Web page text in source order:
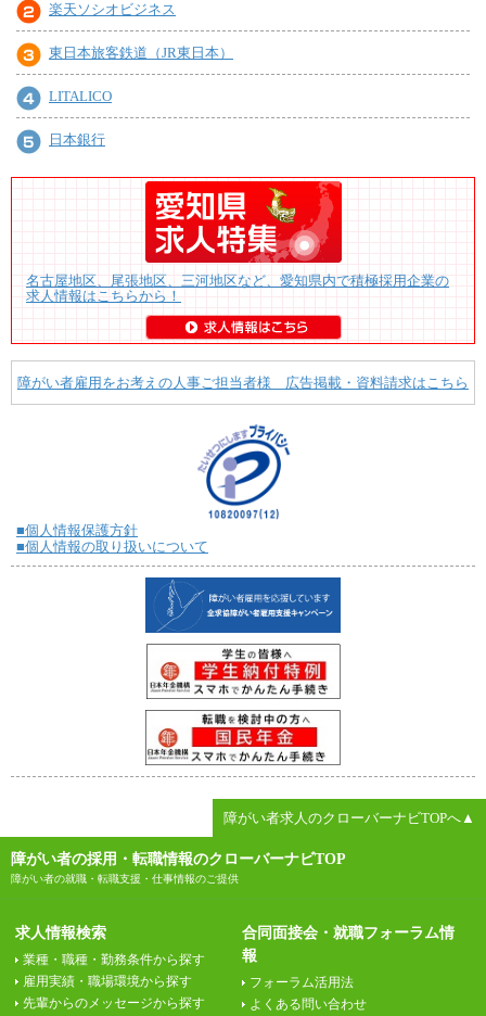
楽天ソシオビジネス
東日本旅客鉄道（JR東日本）
LITALICO
日本銀行
名古屋地区、尾張地区、三河地区など、愛知県内で積極採用企業の
求人情報はこちらから！
障がい者雇用をお考えの人事ご担当者様 広告掲載・資料請求はこちら
■個人情報保護方針
■個人情報の取り扱いについて
障がい者求人のクローバーナビTOPへ▲
障がい者の採用・転職情報のクローバーナビTOP
障がい者の就職・転職支援・仕事情報のご提供
求人情報検索
業種・職種・勤務条件から探す
雇用実績・職場環境から探す
先輩からのメッセージから探す
合同面接会・就職フォーラム情
報
フォーラム活用法
よくある問い合わせ